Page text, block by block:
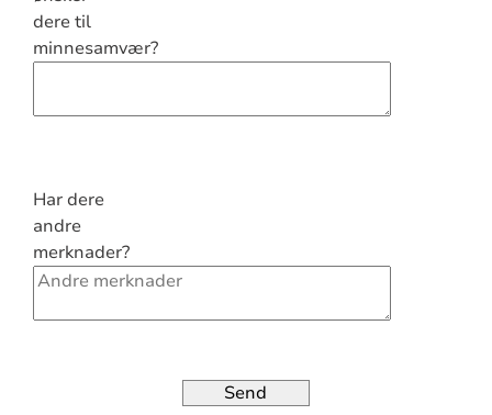
dere til
minnesamvær?
Har dere
andre
merknader?
Send